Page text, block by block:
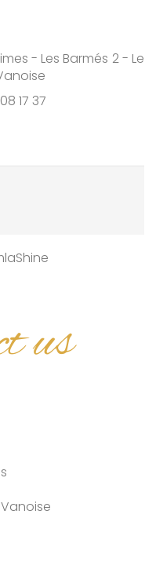
- Les Barmés 2 - Le
17 37
us